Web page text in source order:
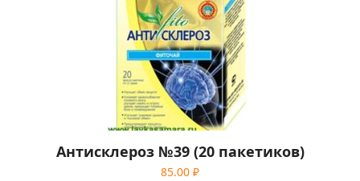
Антисклероз №39 (20 пакетиков)
85.00 ₽